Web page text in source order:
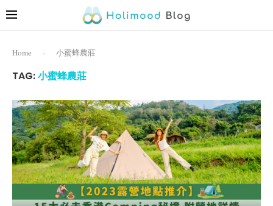
Home - 小蜜蜂農莊
TAG:小蜜蜂農莊